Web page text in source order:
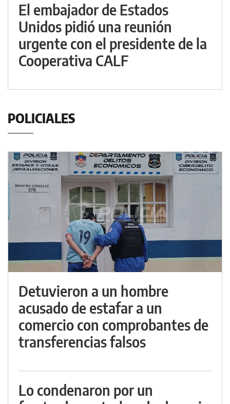
El embajador de Estados
Unidos pidió una reunión
urgente con el presidente de la
Cooperativa CALF
POLICIALES
Detuvieron a un hombre
acusado de estafar a un
comercio con comprobantes de
transferencias falsos
Lo condenaron por un